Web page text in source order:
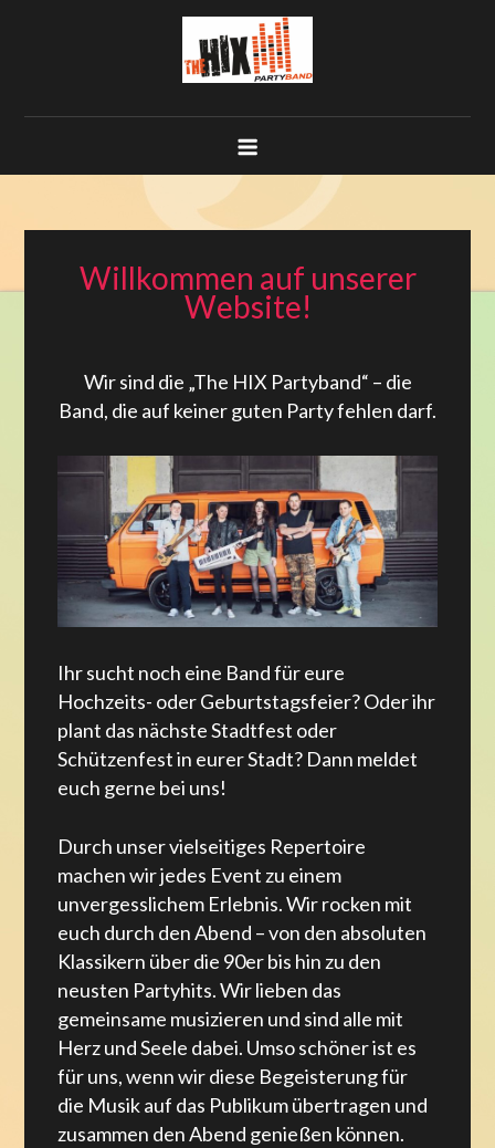
The HIX
Willkommen auf unserer
Website!
Wir sind die „The HIX Partyband“ – die
Band, die auf keiner guten Party fehlen darf.
Ihr sucht noch eine Band für eure
Hochzeits- oder Geburtstagsfeier? Oder ihr
plant das nächste Stadtfest oder
Schützenfest in eurer Stadt? Dann meldet
euch gerne bei uns!
Durch unser vielseitiges Repertoire
machen wir jedes Event zu einem
unvergesslichem Erlebnis. Wir rocken mit
euch durch den Abend – von den absoluten
Klassikern über die 90er bis hin zu den
neusten Partyhits. Wir lieben das
gemeinsame musizieren und sind alle mit
Herz und Seele dabei. Umso schöner ist es
für uns, wenn wir diese Begeisterung für
die Musik auf das Publikum übertragen und
zusammen den Abend genießen können.